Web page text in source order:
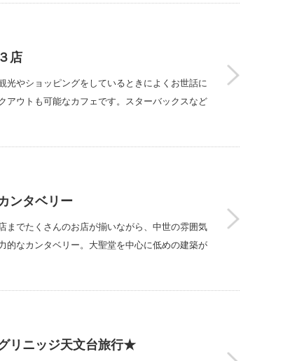
店
光やショッピングをしているときによくお世話に
アウトも可能なカフェです。スターバックスなど
ンタベリー
までたくさんのお店が揃いながら、中世の雰囲気
的なカンタベリー。大聖堂を中心に低めの建築が
リニッジ天文台旅行★